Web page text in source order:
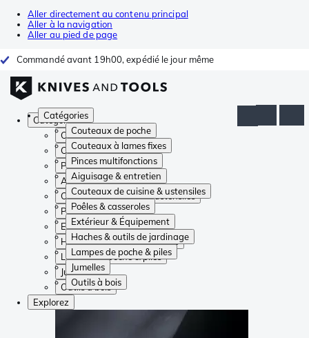
Aller directement au contenu principal
Aller à la navigation
Aller au pied de page
Commandé avant 19h00, expédié le jour même
Catégories
Couteaux de poche
Couteaux à lames fixes
Pinces multifonctions
Aiguisage & entretien
Couteaux de cuisine & ustensiles
Poêles & casseroles
Extérieur & Équipement
Haches & outils de jardinage
Lampes de poche & piles
Jumelles
Outils à bois
Catégories
Couteaux de poche
Couteaux à lames fixes
Pinces multifonctions
Aiguisage & entretien
Couteaux de cuisine & ustensiles
Poêles & casseroles
Extérieur & Équipement
Haches & outils de jardinage
Lampes de poche & piles
Jumelles
Outils à bois
Explorez